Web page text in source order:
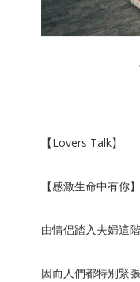
【Lovers Talk】
【感激生命中有你】
由情侶踏入夫婦這
因而人們都特別緊